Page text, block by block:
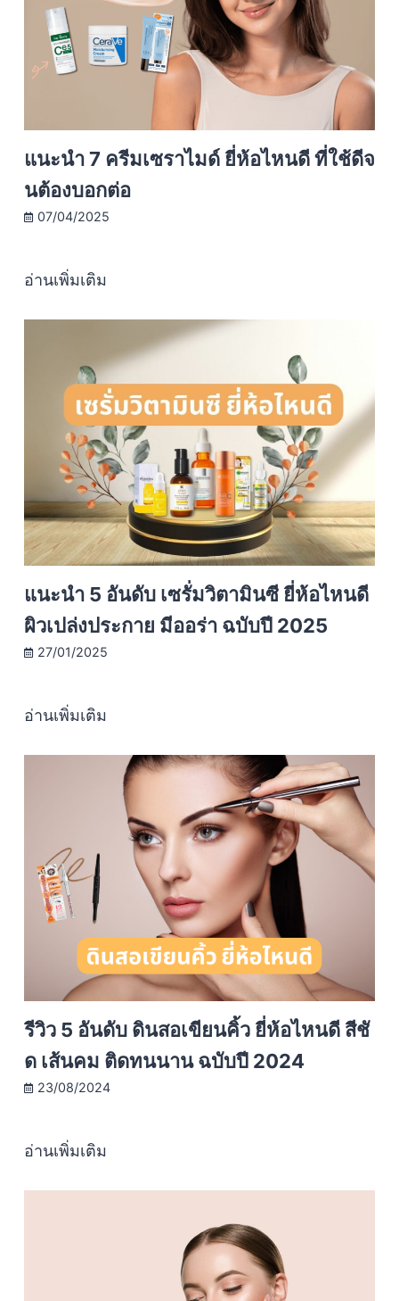
แนะนำ 7 ครีมเซราไมด์ ยี่ห้อไหนดี ที่ใช้ดีจ
นต้องบอกต่อ
07/04/2025
อ่านเพิ่มเติม
แนะนำ 5 อันดับ เซรั่มวิตามินซี ยี่ห้อไหนดี
ผิวเปล่งประกาย มีออร่า ฉบับปี 2025
27/01/2025
อ่านเพิ่มเติม
รีวิว 5 อันดับ ดินสอเขียนคิ้ว ยี่ห้อไหนดี สีชั
ด เส้นคม ติดทนนาน ฉบับปี 2024
23/08/2024
อ่านเพิ่มเติม